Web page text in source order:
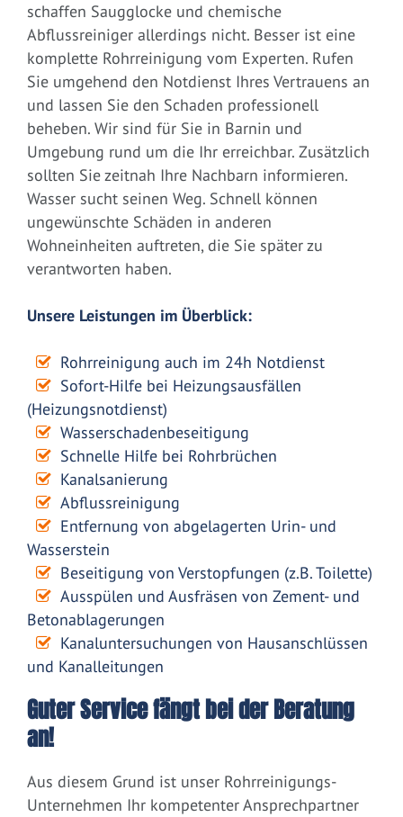
schaffen Saugglocke und chemische
Abflussreiniger allerdings nicht. Besser ist eine
komplette Rohrreinigung vom Experten. Rufen
Sie umgehend den Notdienst Ihres Vertrauens an
und lassen Sie den Schaden professionell
beheben. Wir sind für Sie in Barnin und
Umgebung rund um die Ihr erreichbar. Zusätzlich
sollten Sie zeitnah Ihre Nachbarn informieren.
Wasser sucht seinen Weg. Schnell können
ungewünschte Schäden in anderen
Wohneinheiten auftreten, die Sie später zu
verantworten haben.
Unsere Leistungen im Überblick:
Rohrreinigung auch im 24h Notdienst
Sofort-Hilfe bei Heizungsausfällen
(Heizungsnotdienst)
Wasserschadenbeseitigung
Schnelle Hilfe bei Rohrbrüchen
Kanalsanierung
Abflussreinigung
Entfernung von abgelagerten Urin- und
Wasserstein
Beseitigung von Verstopfungen (z.B. Toilette)
Ausspülen und Ausfräsen von Zement- und
Betonablagerungen
Kanaluntersuchungen von Hausanschlüssen
und Kanalleitungen
Guter Service fängt bei der Beratung
an!
Aus diesem Grund ist unser Rohrreinigungs-
Unternehmen Ihr kompetenter Ansprechpartner